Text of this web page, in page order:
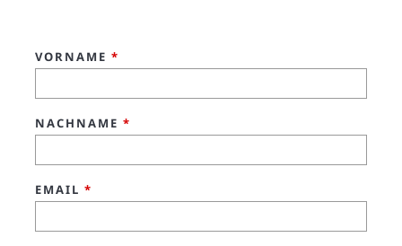
VORNAME *
NACHNAME *
EMAIL *